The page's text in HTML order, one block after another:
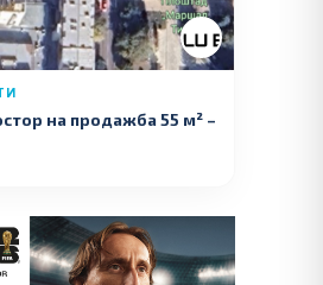
на продажба 55 м² –